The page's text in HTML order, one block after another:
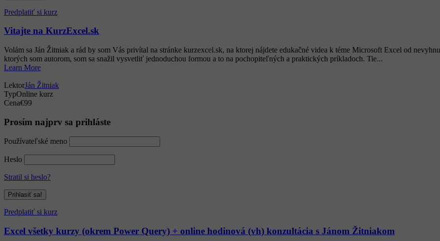
Predplatiť si kurz
Vitajte na KurzExcel.sk
Volám sa Ján Žitniak a rád by som Vás privítal na stránke kurzexcel.sk, na ktorej nájdete edukačné videa k téme Microsoft Excel od
ktorých som autorom, som sa snažil vysvetliť jednoduchou formou a to na pochopiteľných a praktických príkladoch. Tie...
Learn More
LektorJán Žitniak
TypOnline kurz
Cena€99
Prosím najprv sa prihláste
Používateľské meno
Heslo
Stratil si heslo?
Predplatiť si kurz
Excel všetky kurzy (okrem Power Query) + online hodinová (vh) konzultácia s Jánom Žitniakom